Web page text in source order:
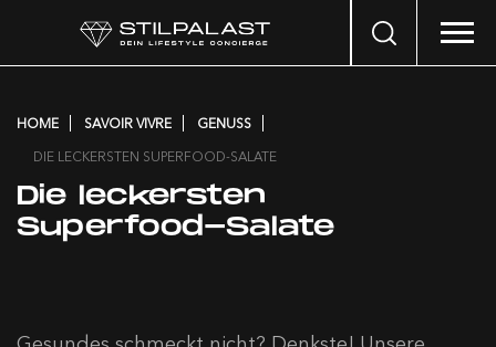
Search
HOME SAVOIR VIVRE
GENUSS
DIE LECKERSTEN SUPERFOOD-SALATE
Die leckersten
Superfood-Salate